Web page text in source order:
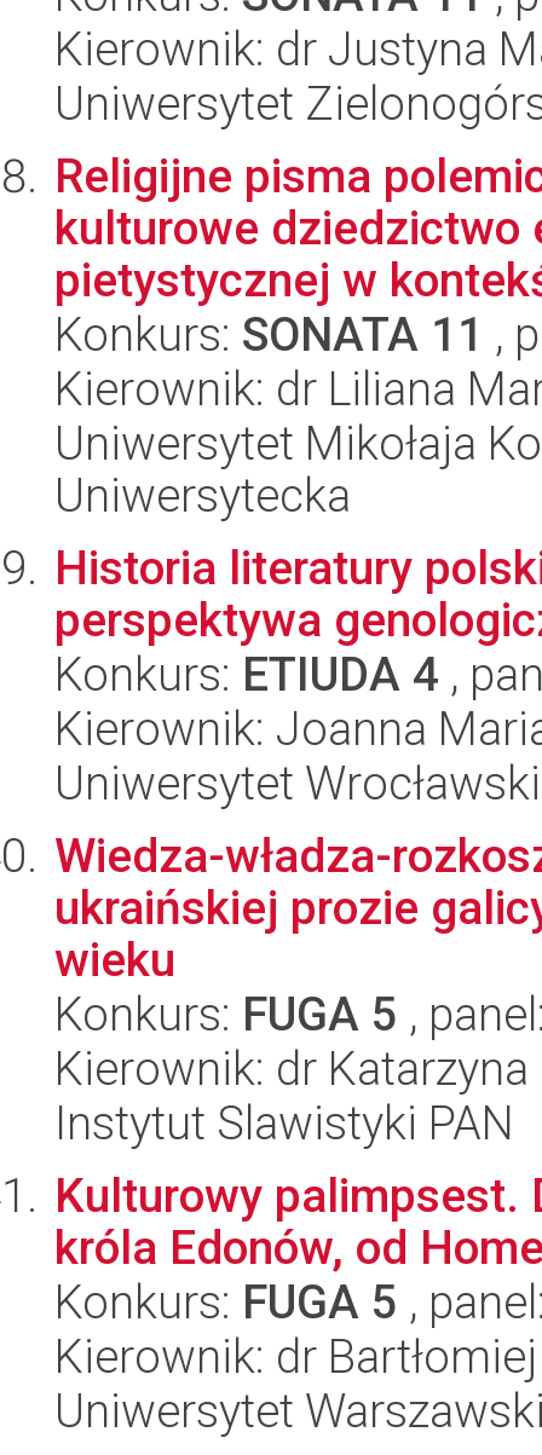
Kierownik: dr Justyna
Uniwersytet
Religijne pisma
kulturowe dziedzictwo
pietystycznej w
Konkurs: SONATA 11 ,
Kierownik: dr Liliana
Uniwersytet Mikołaja
Uniwersytecka
Historia literatury
perspektywa
Konkurs: ETIUDA 4 ,
Kierownik: Joanna
Uniwersytet
Wiedza-władza-
ukraińskiej prozie
wieku
Konkurs: FUGA 5 ,
Kierownik: dr
Instytut Slawistyki PAN
Kulturowy palimpsest.
króla Edonów, od
Konkurs: FUGA 5 ,
Kierownik: dr
Uniwersytet